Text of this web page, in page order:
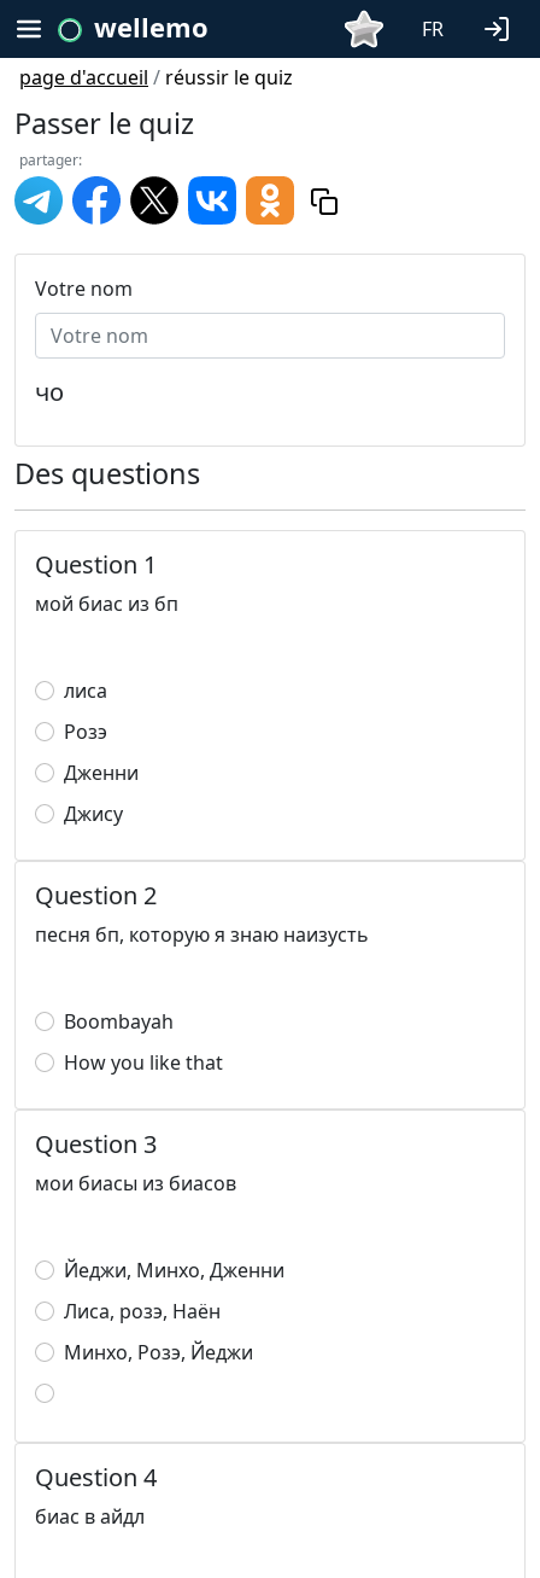
wellemo
FR
page d'accueil / réussir le quiz
Passer le quiz
partager:
Votre nom
чо
Des questions
Question 1
мой биас из бп
лиса
Розэ
Дженни
Джису
Question 2
песня бп, которую я знаю наизусть
Boombayah
How you like that
Question 3
мои биасы из биасов
Йеджи, Минхо, Дженни
Лиса, розэ, Наён
Минхо, Розэ, Йеджи
Question 4
биас в айдл